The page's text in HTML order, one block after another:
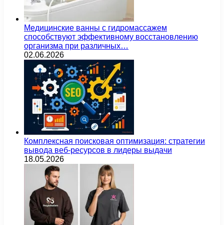
Медицинские ванны с гидромассажем
способствуют эффективному восстановлению
организма при различных…
02.06.2026
Комплексная поисковая оптимизация: стратегии
вывода веб-ресурсов в лидеры выдачи
18.05.2026